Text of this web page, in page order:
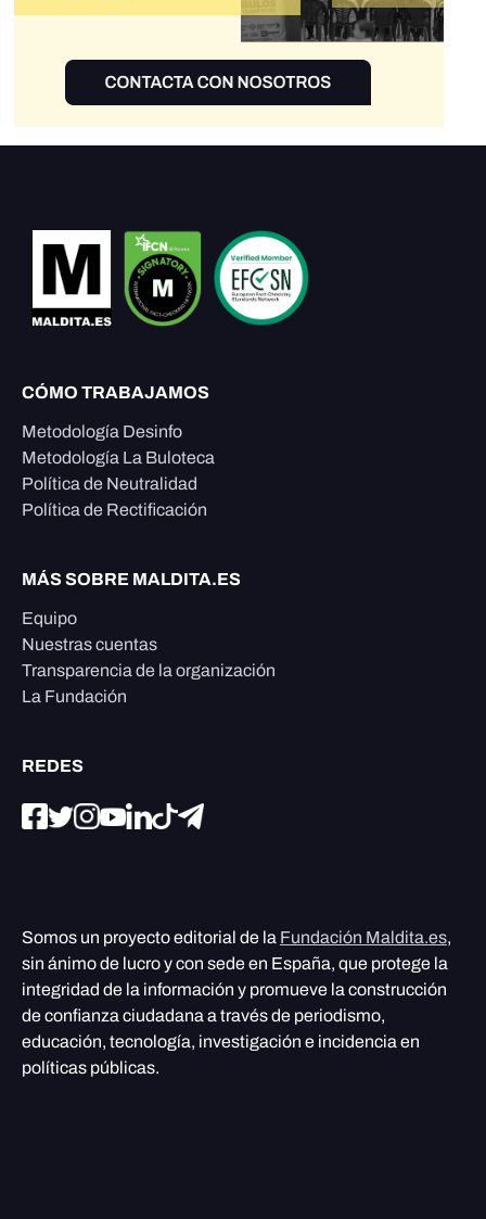
CÓMO TRABAJAMOS
Metodología Desinfo
Metodología La Buloteca
Política de Neutralidad
Política de Rectificación
MÁS SOBRE MALDITA.ES
Equipo
Nuestras cuentas
Transparencia de la organización
La Fundación
REDES
Somos un proyecto editorial de la Fundación Maldita.es,
sin ánimo de lucro y con sede en España, que protege la
integridad de la información y promueve la construcción
de confianza ciudadana a través de periodismo,
educación, tecnología, investigación e incidencia en
políticas públicas.